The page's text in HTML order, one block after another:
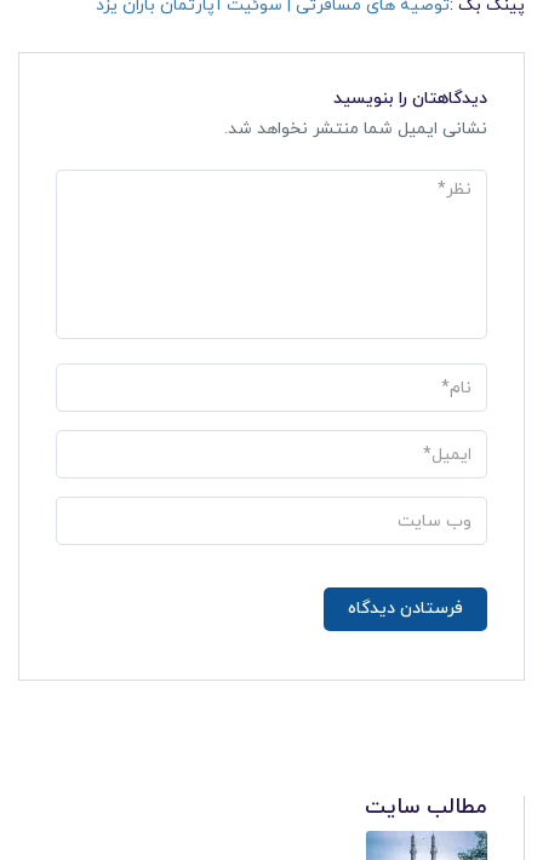
پینگ بک :توصیه های مسافرتی | سوئیت آپارتمان باران یزد
دیدگاهتان را بنویسید
نشانی ایمیل شما منتشر نخواهد شد.
مطالب سایت